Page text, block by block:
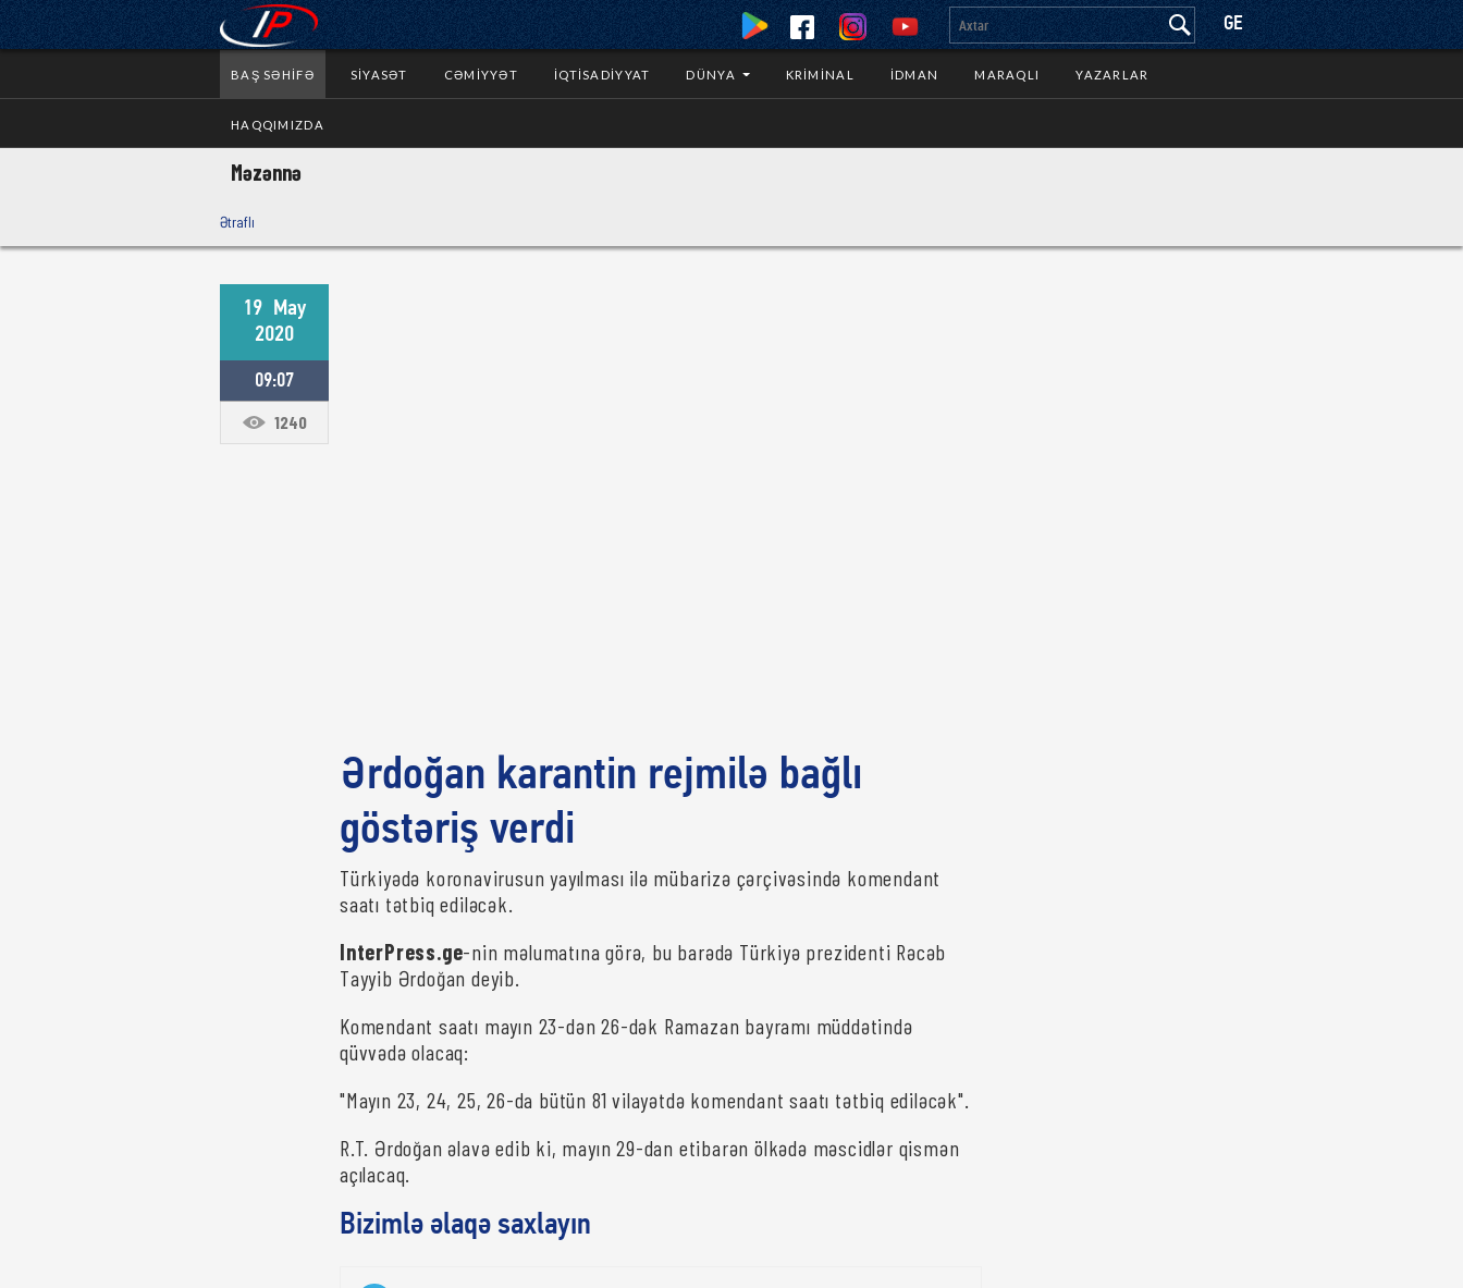
GE
BAŞ SƏHIFƏ SIYASƏT CƏMIYYƏT İQTISADIYYAT DÜNYA KRIMINAL İDMAN MARAQLI YAZARLAR
HAQQIMIZDA
Məzənnə
Ətraflı
19 May
2020
09:07
1240
Ərdoğan karantin rejmilə bağlı
göstəriş verdi
Türkiyədə koronavirusun yayılması ilə mübarizə çərçivəsində komendant
saatı tətbiq ediləcək.
InterPress.ge-nin məlumatına görə, bu barədə Türkiyə prezidenti Rəcəb
Tayyib Ərdoğan deyib.
Komendant saatı mayın 23-dən 26-dək Ramazan bayramı müddətində
qüvvədə olacaq:
"Mayın 23, 24, 25, 26-da bütün 81 vilayətdə komendant saatı tətbiq ediləcək".
R.T. Ərdoğan əlavə edib ki, mayın 29-dan etibarən ölkədə məscidlər qismən
açılacaq.
Bizimlə əlaqə saxlayın